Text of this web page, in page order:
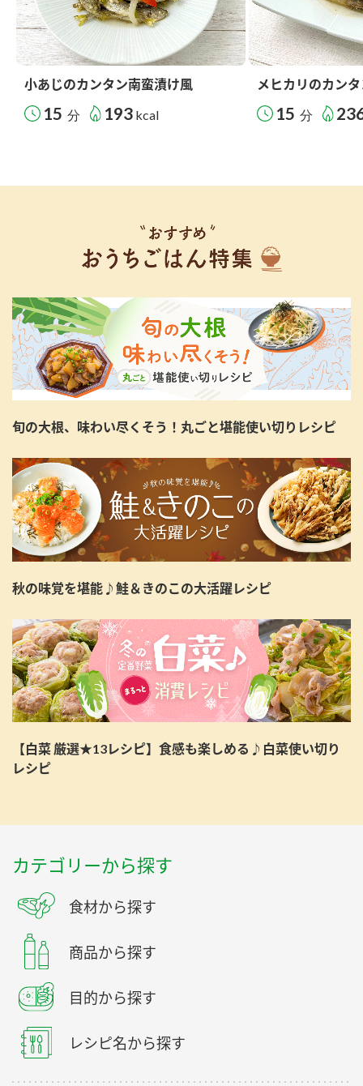
小あじのカンタン南蛮漬け風
15 分 193 kcal
メヒカリのカン
15 分
旬の大根、味わい尽くそう！丸ごと堪能使い切りレシピ
秋の味覚を堪能♪鮭＆きのこの大活躍レシピ
【白菜 厳選★13レシピ】食感も楽しめる♪白菜使い切り
レシピ
カテゴリーから探す
食材から探す
商品から探す
目的から探す
レシピ名から探す